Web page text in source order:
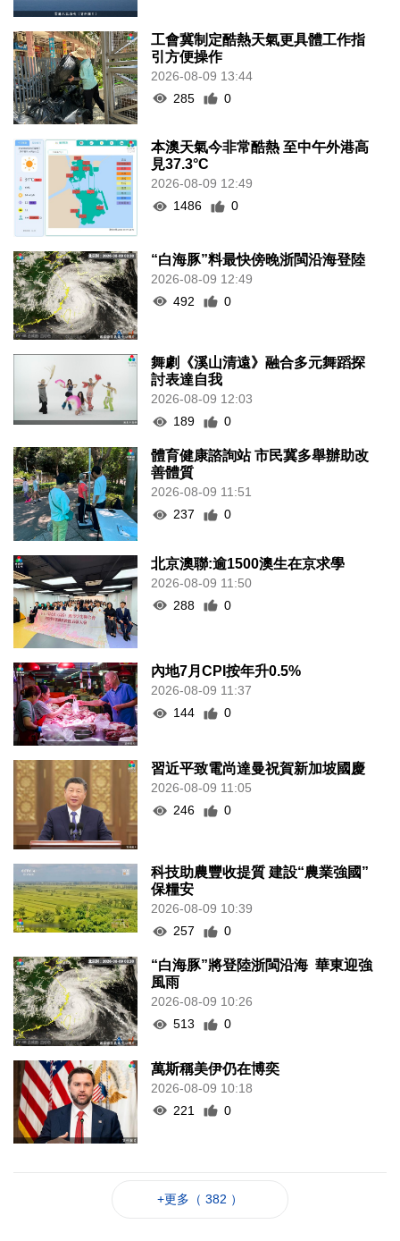
工會冀制定酷熱天氣更具體工作指
引方便操作
2026-08-09 13:44
285
0
本澳天氣今非常酷熱 至中午外港高
見37.3°C
2026-08-09 12:49
1486
0
“白海豚”料最快傍晚浙閩沿海登陸
2026-08-09 12:49
492
0
舞劇《溪山清遠》融合多元舞蹈探
討表達自我
2026-08-09 12:03
189
0
體育健康諮詢站 市民冀多舉辦助改
善體質
2026-08-09 11:51
237
0
北京澳聯:逾1500澳生在京求學
2026-08-09 11:50
288
0
內地7月CPI按年升0.5%
2026-08-09 11:37
144
0
習近平致電尚達曼祝賀新加坡國慶
2026-08-09 11:05
246
0
科技助農豐收提質 建設“農業強國”
保糧安
2026-08-09 10:39
257
0
“白海豚”將登陸浙閩沿海 華東迎強
風雨
2026-08-09 10:26
513
0
萬斯稱美伊仍在博奕
2026-08-09 10:18
221
0
+更多（ 382 ）